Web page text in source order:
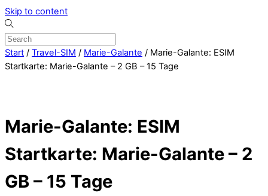
Skip to content
Start / Travel-SIM / Marie-Galante / Marie-Galante: ESIM
Startkarte: Marie-Galante – 2 GB – 15 Tage
Marie-Galante: ESIM
Startkarte: Marie-Galante – 2
GB – 15 Tage